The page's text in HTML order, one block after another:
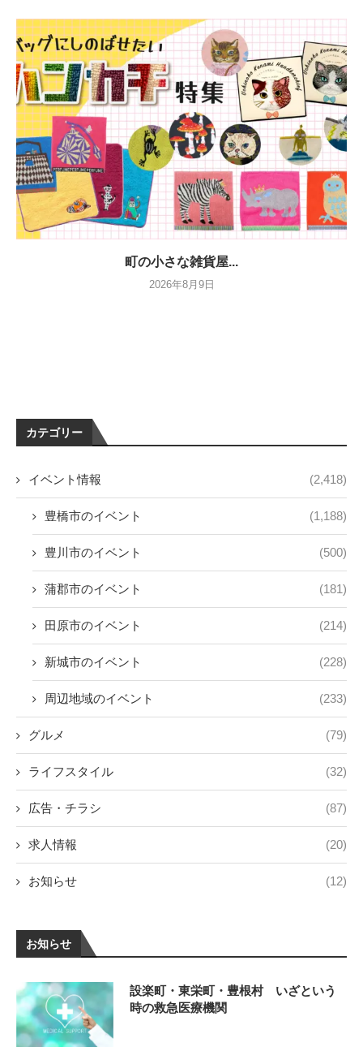
町の小さな雑貨屋...
2026年8月9日
カテゴリー
イベント情報 (2,418)
豊橋市のイベント (1,188)
豊川市のイベント (500)
蒲郡市のイベント (181)
田原市のイベント (214)
新城市のイベント (228)
周辺地域のイベント (233)
グルメ (79)
ライフスタイル (32)
広告・チラシ (87)
求人情報 (20)
お知らせ (12)
お知らせ
設楽町・東栄町・豊根村 いざという
時の救急医療機関